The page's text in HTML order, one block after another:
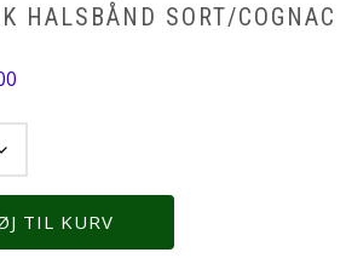
HALSBÅND SORT/COGNAC
TIL KURV